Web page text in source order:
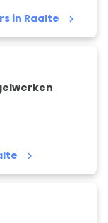
in Raalte keyboard_arrow_right
keyboard_arrow_right